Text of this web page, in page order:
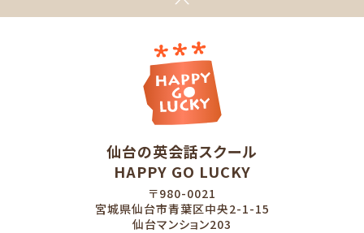
仙台の英会話スクール
HAPPY GO LUCKY
〒980-0021
宮城県仙台市青葉区中央2-1-15
仙台マンション203